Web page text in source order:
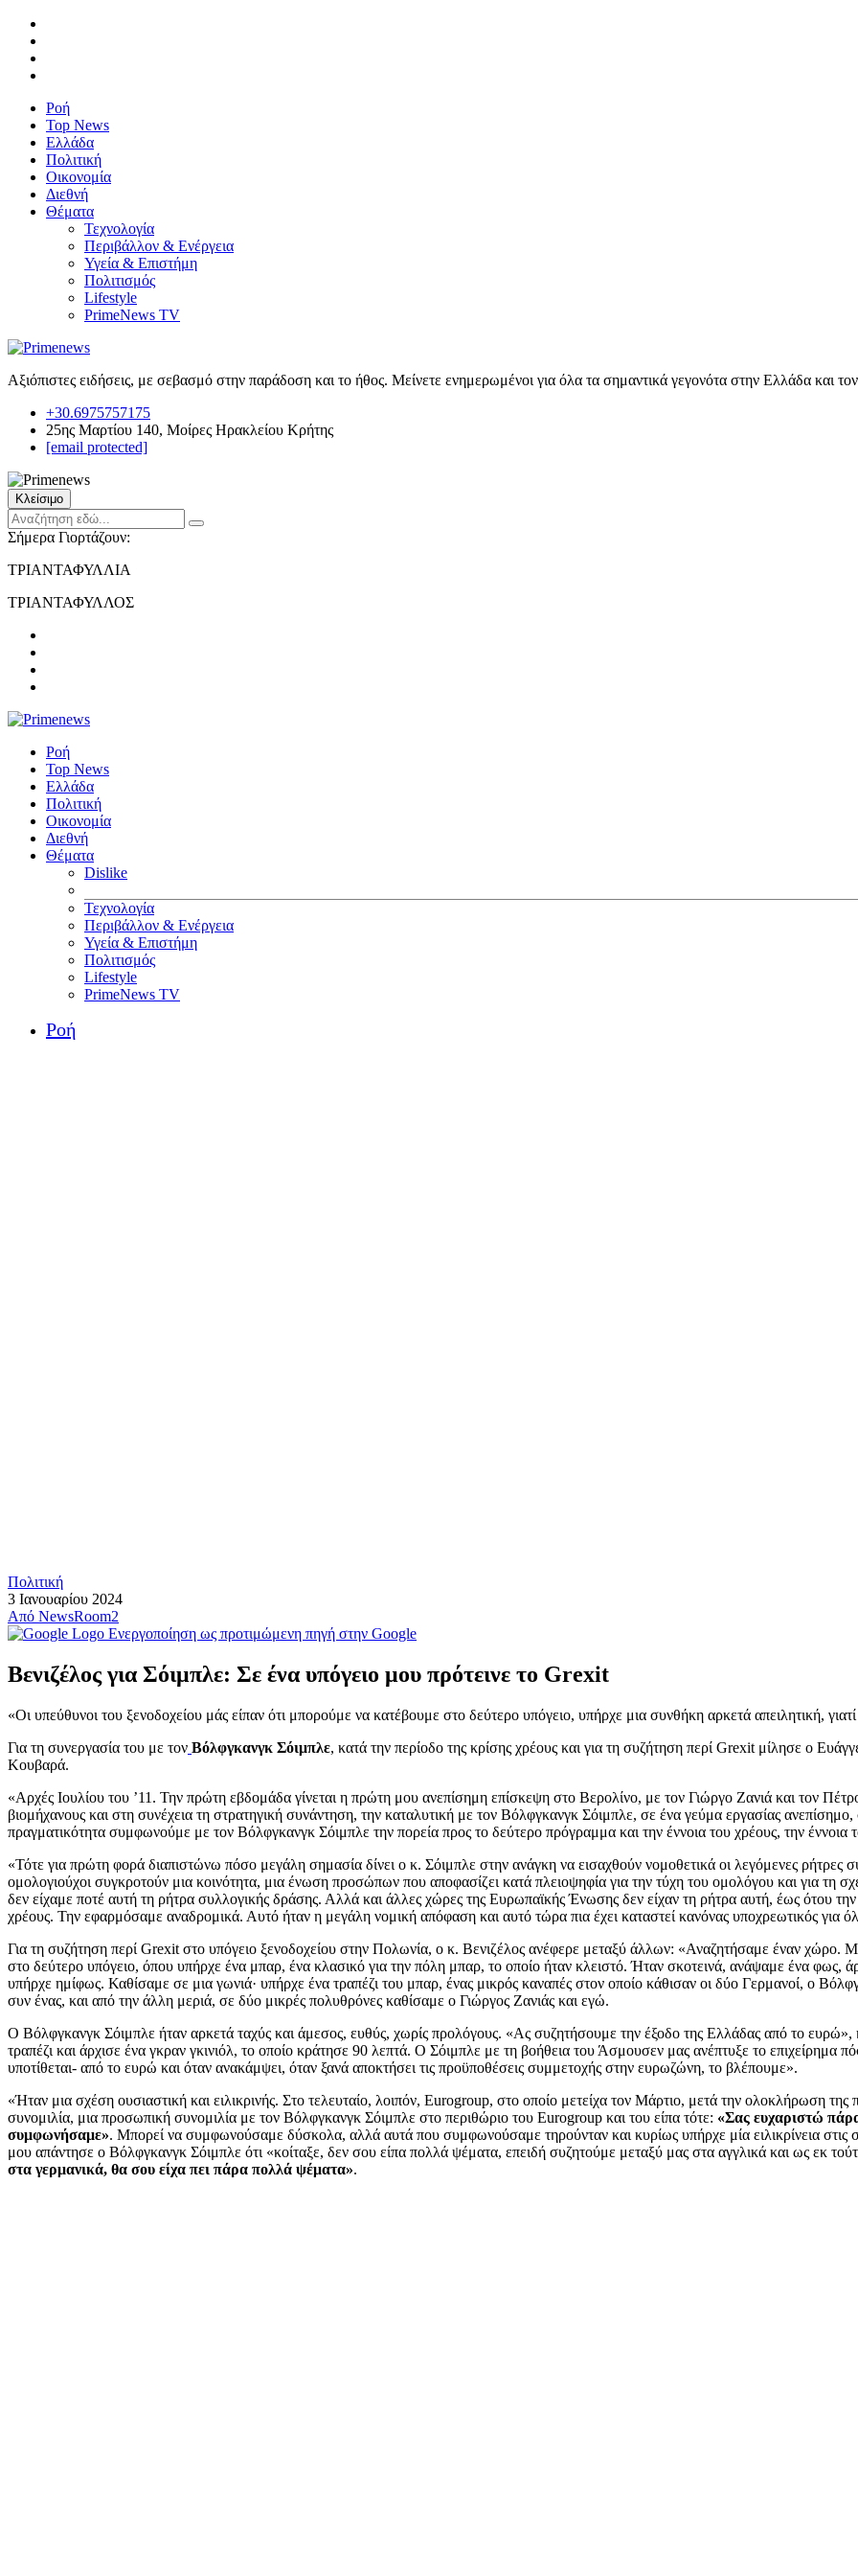
Ροή
Top News
Ελλάδα
Πολιτική
Οικονομία
Διεθνή
Θέματα
Τεχνολογία
Περιβάλλον & Ενέργεια
Υγεία & Επιστήμη
Πολιτισμός
Lifestyle
PrimeNews TV
Αξιόπιστες ειδήσεις, με σεβασμό στην παράδοση και το ήθος. Μείνετε ενημερωμένοι για όλα τα σημαντικά γεγονότα στην Ελλάδα και
+30.6975757175
25ης Μαρτίου 140, Μοίρες Ηρακλείου Κρήτης
[email protected]
Κλείσιμο
Σήμερα Γιορτάζουν:
ΤΡΙΑΝΤΑΦΥΛΛΙΑ
ΤΡΙΑΝΤΑΦΥΛΛΟΣ
Ροή
Top News
Ελλάδα
Πολιτική
Οικονομία
Διεθνή
Θέματα
Dislike
Τεχνολογία
Περιβάλλον & Ενέργεια
Υγεία & Επιστήμη
Πολιτισμός
Lifestyle
PrimeNews TV
Ροή
Πολιτική
3 Ιανουαρίου 2024
Από NewsRoom2
Ενεργοποίηση ως προτιμώμενη πηγή στην Google
Βενιζέλος για Σόιμπλε: Σε ένα υπόγειο μου πρότεινε το Grexit
«Οι υπεύθυνοι του ξενοδοχείου μάς είπαν ότι μπορούμε να κατέβουμε στο δεύτερο υπόγειο, υπήρχε μια συνθήκη αρκετά απειλητική,
Για τη συνεργασία του με τον Βόλφγκανγκ Σόιμπλε, κατά την περίοδο της κρίσης χρέους και για τη συζήτηση περί Grexit μίλησε ο
Κουβαρά.
«Αρχές Ιουλίου του ’11. Την πρώτη εβδομάδα γίνεται η πρώτη μου ανεπίσημη επίσκεψη στο Βερολίνο, με τον Γιώργο Ζανιά και τον
βιομήχανους και στη συνέχεια τη στρατηγική συνάντηση, την καταλυτική με τον Βόλφγκανγκ Σόιμπλε, σε ένα γεύμα εργασίας
πραγματικότητα συμφωνούμε με τον Βόλφγκανγκ Σόιμπλε την πορεία προς το δεύτερο πρόγραμμα και την έννοια του χρέους, την έννοια
«Τότε για πρώτη φορά διαπιστώνω πόσο μεγάλη σημασία δίνει ο κ. Σόιμπλε στην ανάγκη να εισαχθούν νομοθετικά οι λεγόμενες ρήτρες
ομολογιούχοι συγκροτούν μια κοινότητα, μια ένωση προσώπων που αποφασίζει κατά πλειοψηφία για την τύχη του ομολόγου και για
δεν είχαμε ποτέ αυτή τη ρήτρα συλλογικής δράσης. Αλλά και άλλες χώρες της Ευρωπαϊκής Ένωσης δεν είχαν τη ρήτρα αυτή, έως ότου
χρέους. Την εφαρμόσαμε αναδρομικά. Αυτό ήταν η μεγάλη νομική απόφαση και αυτό τώρα πια έχει καταστεί κανόνας υποχρεωτικός για
Για τη συζήτηση περί Grexit στο υπόγειο ξενοδοχείου στην Πολωνία, ο κ. Βενιζέλος ανέφερε μεταξύ άλλων: «Αναζητήσαμε έναν χώρο.
στο δεύτερο υπόγειο, όπου υπήρχε ένα μπαρ, ένα κλασικό για την πόλη μπαρ, το οποίο ήταν κλειστό. Ήταν σκοτεινά, ανάψαμε ένα φως,
υπήρχε ημίφως. Καθίσαμε σε μια γωνιά· υπήρχε ένα τραπέζι του μπαρ, ένας μικρός καναπές στον οποίο κάθισαν οι δύο Γερμανοί, ο
συν ένας, και από την άλλη μεριά, σε δύο μικρές πολυθρόνες καθίσαμε ο Γιώργος Ζανιάς και εγώ.
Ο Βόλφγκανγκ Σόιμπλε ήταν αρκετά ταχύς και άμεσος, ευθύς, χωρίς προλόγους. «Ας συζητήσουμε την έξοδο της Ελλάδας από το
τραπέζι και άρχισε ένα γκραν γκινιόλ, το οποίο κράτησε 90 λεπτά. Ο Σόιμπλε με τη βοήθεια του Άσμουσεν μας ανέπτυξε το
υποτίθεται- από το ευρώ και όταν ανακάμψει, όταν ξανά αποκτήσει τις προϋποθέσεις συμμετοχής στην ευρωζώνη, το βλέπουμε».
«Ήταν μια σχέση ουσιαστική και ειλικρινής. Στο τελευταίο, λοιπόν, Eurogroup, στο οποίο μετείχα τον Μάρτιο, μετά την ολοκλήρωση της
συνομιλία, μια προσωπική συνομιλία με τον Βόλφγκανγκ Σόιμπλε στο περιθώριο του Eurogroup και του είπα τότε: «Σας ευχαριστώ πάρα
συμφωνήσαμε». Μπορεί να συμφωνούσαμε δύσκολα, αλλά αυτά που συμφωνούσαμε τηρούνταν και κυρίως υπήρχε μία ειλικρίνεια στις
μου απάντησε ο Βόλφγκανγκ Σόιμπλε ότι «κοίταξε, δεν σου είπα πολλά ψέματα, επειδή συζητούμε μεταξύ μας στα αγγλικά και ως εκ
στα γερμανικά, θα σου είχα πει πάρα πολλά ψέματα».